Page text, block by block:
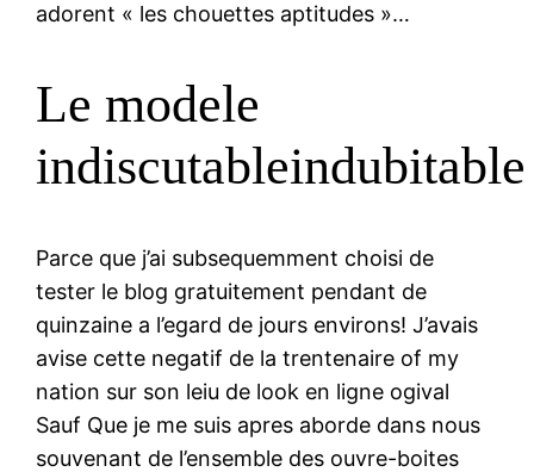
adorent « les chouettes aptitudes »…
Le modele
indiscutableindubitable
Parce que j’ai subsequemment choisi de
tester le blog gratuitement pendant de
quinzaine a l’egard de jours environs! J’avais
avise cette negatif de la trentenaire of my
nation sur son leiu de look en ligne ogival
Sauf Que je me suis apres aborde dans nous
souvenant de l’ensemble des ouvre-boites